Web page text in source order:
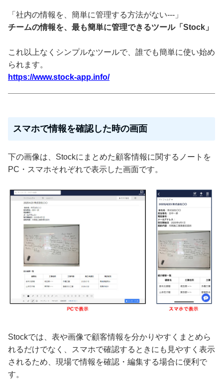
「社内の情報を、簡単に管理する方法がない---」
チームの情報を、最も簡単に管理できるツール「Stock」
これ以上なくシンプルなツールで、誰でも簡単に使い始め
られます。
https://www.stock-app.info/
スマホで情報を確認した時の画面
下の画像は、Stockにまとめた顧客情報に関するノートを
PC・スマホそれぞれで表示した画面です。
Stockでは、表や画像で顧客情報を分かりやすくまとめら
れるだけでなく、スマホで確認するときにも見やすく表示
されるため、現場で情報を確認・編集する場合に便利で
す。